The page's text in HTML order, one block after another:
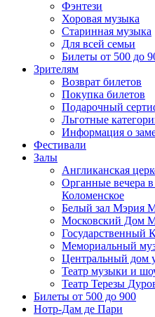
Фэнтези
Хоровая музыка
Старинная музыка
Для всей семьи
Билеты от 500 до
Зрителям
Возврат билетов
Покупка билетов
Подарочный
Льготные
Информация о
Фестивали
Залы
Англиканская
Органные вечера
Коломенское
Белый зал Мэрия
Московский Дом
Государственный
Мемориальный
Центральный дом
Театр музыки и
Театр Терезы
Билеты от 500 до 900
Нотр-Дам де Пари